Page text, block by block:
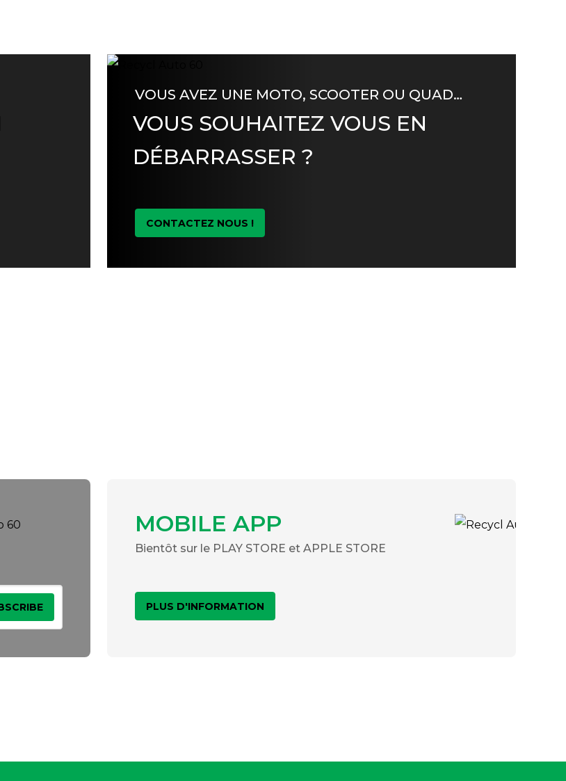
VOUS AVEZ UNE MOTO, SCOOTER OU QUAD…
VOUS SOUHAITEZ VOUS EN
DÉBARRASSER ?
CONTACTEZ NOUS !
MOBILE APP
Bientôt sur le PLAY STORE et APPLE STORE
PLUS D'INFORMATION